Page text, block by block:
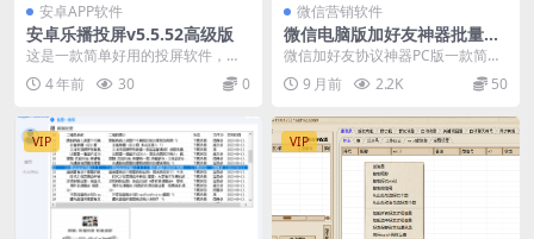
安卓APP软件
安卓乐播投屏v5.5.52高级版
这是一款简单好用的投屏软件，有
视频投屏与一键同屏镜像。是手机
投屏电视、手机投屏电...
4 年前 30 0
微信营销软件
微信电脑版加好友神器批量添
加手机号码通讯录协议加人软
件(电脑版微信添加手机号码，
QQ号，微信号，wxid)
微信加好友协议神器PC版一款简便
实用的微信一键添加好友助手。微
信怎么一键添加好友...
9 月前 2.2K 50
VIP VIP